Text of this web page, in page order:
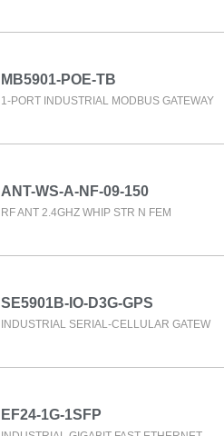
MB5901-POE-TB
1-PORT INDUSTRIAL MODBUS GATEWAY
ANT-WS-A-NF-09-150
RF ANT 2.4GHZ WHIP STR N FEM
SE5901B-IO-D3G-GPS
INDUSTRIAL SERIAL-CELLULAR GATEW
EF24-1G-1SFP